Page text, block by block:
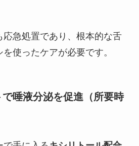
応急処置であり、根本的な舌
使ったケアが必要です。
唾液分泌を促進（所要時